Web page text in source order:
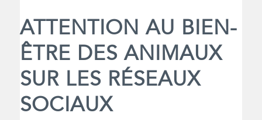
ATTENTION AU BIEN-
ÊTRE DES ANIMAUX
SUR LES RÉSEAUX
SOCIAUX